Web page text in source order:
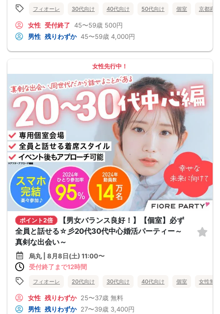
フィオーレ 30代向け 40代向け 50代向け 個室 京都府
女性 受付終了 45〜59歳 500円
男性 残りわずか 45〜59歳 4,000円
女性先行中！
ポイント2倍
【男女バランス良好！】【個室】必ず
全員と話せる☆彡20代30代中心婚活パーティー～
真剣な出会い～
烏丸 | 8月8日(土) 11:00〜
受付終了まで12時間
フィオーレ 20代向け 30代向け 40代向け 個室 女性無料
女性 残りわずか 25〜37歳 無料
男性 残りわずか 27〜39歳 3,400円